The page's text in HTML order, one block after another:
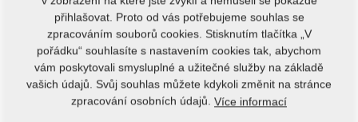
Kód produktu: m10105
Původní katalogové číslo: 4004310
přihlašovat. Proto od vás potřebujeme souhlas se
zpracováním souborů cookies. Stisknutím tlačítka „V
pořádku“ souhlasíte s nastavením cookies tak, abychom
vám poskytovali smysluplné a užitečné služby na základě
vašich údajů. Svůj souhlas můžete kdykoli změnit na stránce
zpracování osobních údajů. Více informací